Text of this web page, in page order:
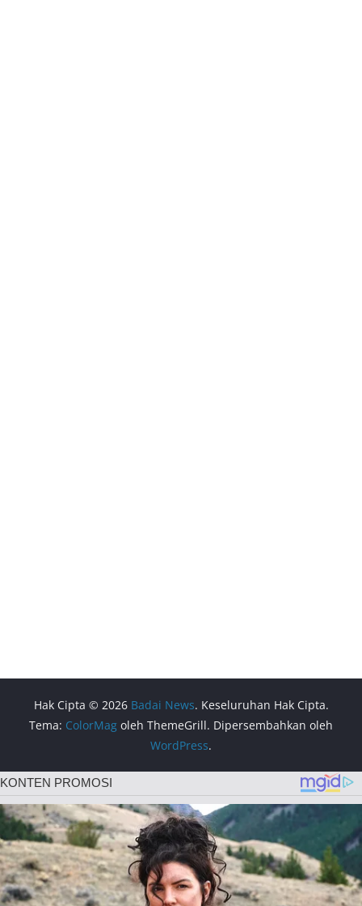
Hak Cipta © 2026 Badai News. Keseluruhan Hak Cipta.
Tema: ColorMag oleh ThemeGrill. Dipersembahkan oleh
WordPress.